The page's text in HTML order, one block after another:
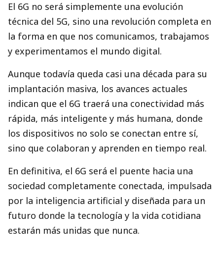
El 6G no será simplemente una evolución
técnica del 5G, sino una revolución completa en
la forma en que nos comunicamos, trabajamos
y experimentamos el mundo digital.
Aunque todavía queda casi una década para su
implantación masiva, los avances actuales
indican que el 6G traerá una conectividad más
rápida, más inteligente y más humana, donde
los dispositivos no solo se conectan entre sí,
sino que colaboran y aprenden en tiempo real.
En definitiva, el 6G será el puente hacia una
sociedad completamente conectada, impulsada
por la inteligencia artificial y diseñada para un
futuro donde la tecnología y la vida cotidiana
estarán más unidas que nunca.